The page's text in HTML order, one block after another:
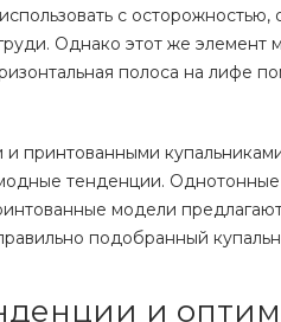
с
Однако этот же
полоса на лифе
принтованными
тенденции. Однотонные
модели
подобранный
и